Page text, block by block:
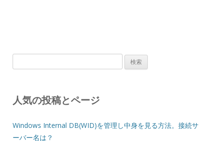
索:
人気の投稿とページ
Windows Internal DB(WID)を管理し中身を見る方法。接続サ
ーバー名は？